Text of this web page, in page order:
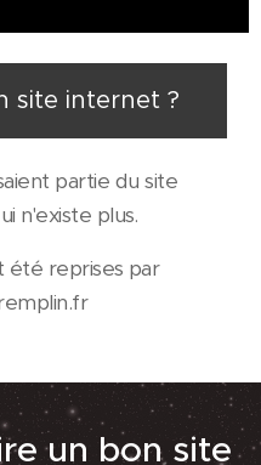
site internet ?
partie du site
n'existe plus.
été reprises par
un bon site